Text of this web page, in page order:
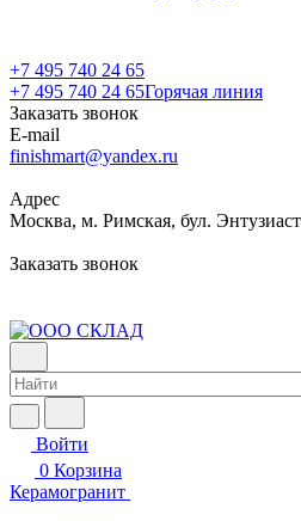
+7 495 740 24 65
+7 495 740 24 65Горячая линия
Заказать звонок
E-mail
finishmart@yandex.ru
Адрес
Москва, м. Римская, бул.
Заказать звонок
Войти
0 Корзина
Керамогранит